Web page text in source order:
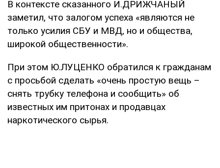
В контексте сказанного И.ДРИЖЧАНЫЙ
заметил, что залогом успеха «являются не
только усилия СБУ и МВД, но и общества,
широкой общественности».
При этом Ю.ЛУЦЕНКО обратился к гражданам
с просьбой сделать «очень простую вещь –
снять трубку телефона и сообщить» об
известных им притонах и продавцах
наркотического сырья.